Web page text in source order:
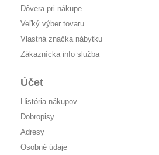
Dôvera pri nákupe
Veľký výber tovaru
Vlastná značka nábytku
Zákaznícka info služba
Účet
História nákupov
Dobropisy
Adresy
Osobné údaje